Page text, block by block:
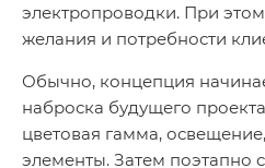
электропроводки. При
желания и потребности
Обычно, концепция
наброска будущего
цветовая гамма,
элементы. Затем поэтапно